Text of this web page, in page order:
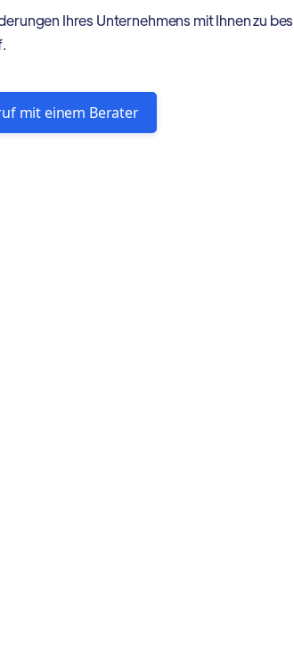
Ihres Unternehmens mit Ihnen zu
mit einem Berater